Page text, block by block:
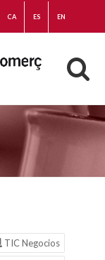
CA ES EN
TIC Negocios